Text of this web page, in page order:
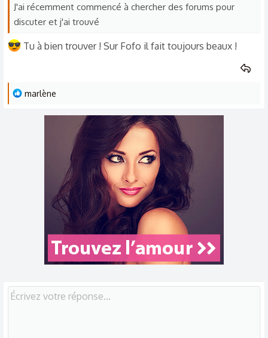
J'ai récemment commencé à chercher des forums pour
discuter et j'ai trouvé
Tu à bien trouver ! Sur Fofo il fait toujours beaux !
L
marlène